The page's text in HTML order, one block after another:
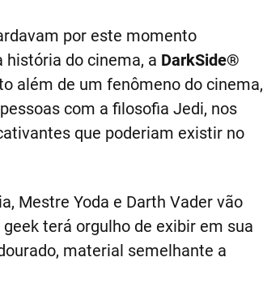
por este momento
história do cinema, a DarkSide®
além de um fenômeno do cinema,
com a filosofia Jedi, nos
que poderiam existir no
Mestre Yoda e Darth Vader vão
terá orgulho de exibir em sua
material semelhante a